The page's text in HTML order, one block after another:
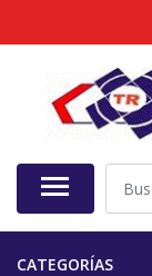
CATEGORÍAS